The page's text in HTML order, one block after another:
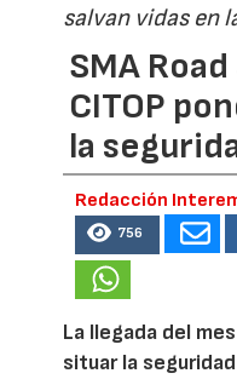
salvan vidas en
SMA
CITOP
la
Redacción
756
La llegada del
situar la